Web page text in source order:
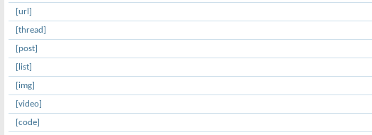
[url]
[thread]
[post]
[list]
[img]
[video]
[code]